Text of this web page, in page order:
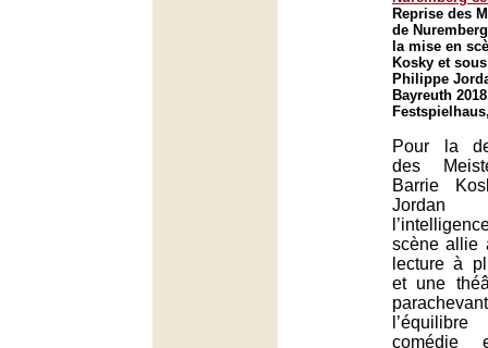
Reprise des
de
la mise en
Kosky et
Philippe
Bayreuth
Pour la
des
Barrie
Jordan
scène allie
lecture à
et une
comédie